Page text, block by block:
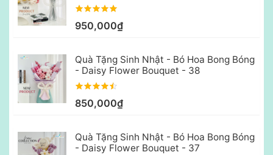
950,000₫
Quà Tặng Sinh Nhật - Bó Hoa Bong Bóng
- Daisy Flower Bouquet - 38
850,000₫
Quà Tặng Sinh Nhật - Bó Hoa Bong Bóng
- Daisy Flower Bouquet - 37